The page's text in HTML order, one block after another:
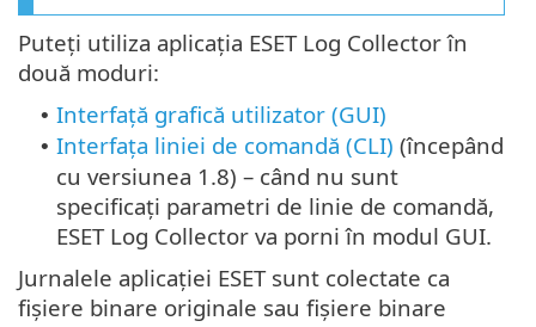
Puteți utiliza aplicația ESET Log Collector în
două moduri:
• Interfață grafică utilizator (GUI)
• Interfața liniei de comandă (CLI) (începând
cu versiunea 1.8) – când nu sunt
specificați parametri de linie de comandă,
ESET Log Collector va porni în modul GUI.
Jurnalele aplicației ESET sunt colectate ca
fișiere binare originale sau fișiere binare